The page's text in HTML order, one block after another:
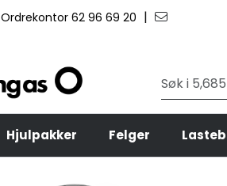
Ordrekontor 62 96 69 20 |
Hjulpakker Felger